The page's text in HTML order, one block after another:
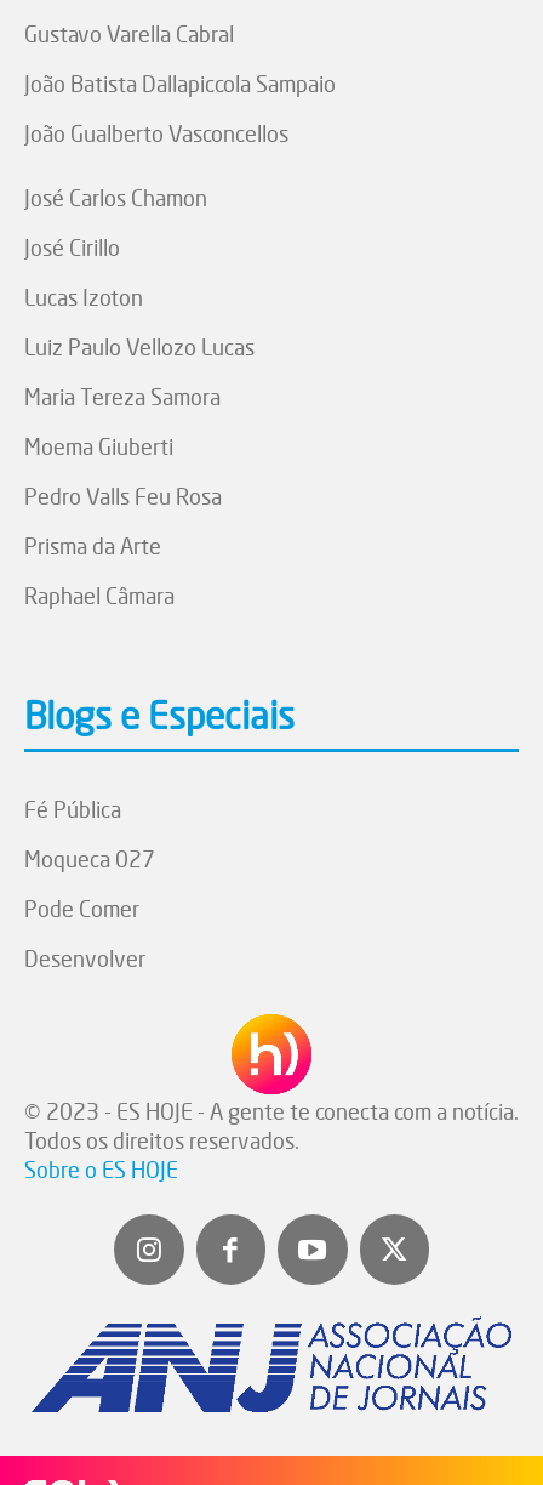
Gustavo Varella Cabral
João Batista Dallapiccola Sampaio
João Gualberto Vasconcellos
José Carlos Chamon
José Cirillo
Lucas Izoton
Luiz Paulo Vellozo Lucas
Maria Tereza Samora
Moema Giuberti
Pedro Valls Feu Rosa
Prisma da Arte
Raphael Câmara
Blogs e Especiais
Fé Pública
Moqueca 027
Pode Comer
Desenvolver
© 2023 - ES HOJE - A gente te conecta com a notícia.
Todos os direitos reservados.
Sobre o ES HOJE